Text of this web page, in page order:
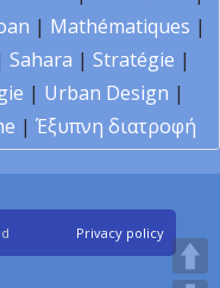
| Mathématiques |
Sahara | Stratégie |
| Urban Design |
| Έξυπνη διατροφή
Privacy policy